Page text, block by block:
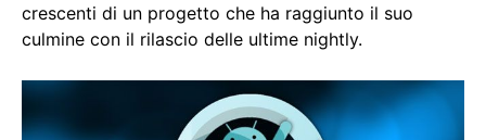
crescenti di un progetto che ha raggiunto il suo
culmine con il rilascio delle ultime nightly.